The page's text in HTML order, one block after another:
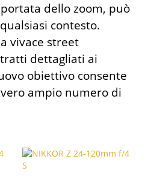
dello zoom, può
contesto.
vivace street
dettagliati ai
obiettivo consente
ampio numero di